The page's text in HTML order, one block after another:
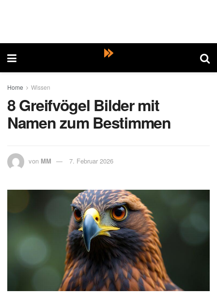
Home Wissen
8 Greifvögel Bilder mit
Namen zum Bestimmen
von MM 7. Februar 2026